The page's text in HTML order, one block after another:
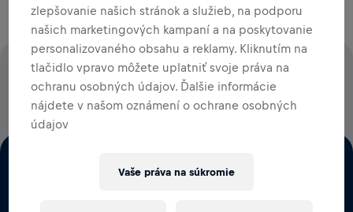
100% VŠETKÝCH REGISTRAČNÝCH POPLATKOV PUTUJE
PRIAMO NA VÝSKUM MIECHY
zlepšovanie našich stránok a služieb, na podporu
našich marketingových kampaní a na poskytovanie
personalizovaného obsahu a reklamy. Kliknutím na
tlačidlo vpravo môžete uplatniť svoje práva na
ochranu osobných údajov. Ďalšie informácie
nájdete v našom oznámení o ochrane osobných
údajov
Vaše práva na súkromie